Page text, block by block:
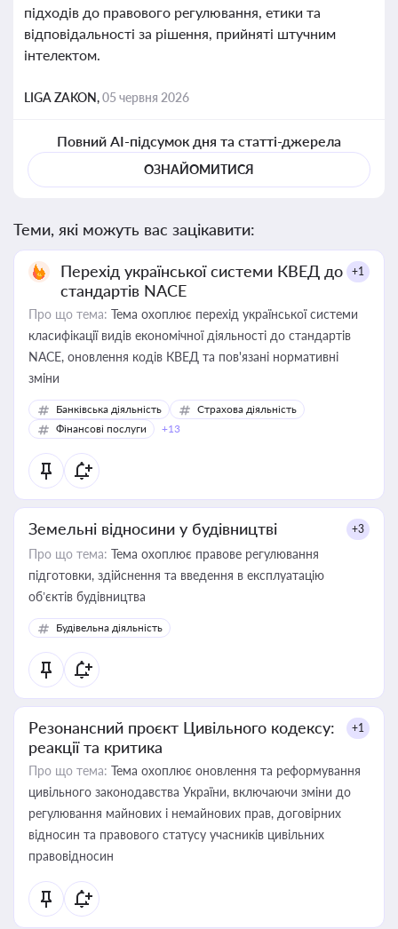
підходів до правового регулювання, етики та
відповідальності за рішення, прийняті штучним
інтелектом.
LIGA ZAKON,05 червня 2026
Повний AI-підсумок дня та статті-джерела
ОЗНАЙОМИТИСЯ
Теми, які можуть вас зацікавити:
Перехід української системи КВЕД до
стандартів NACE
+1
Про що тема: Тема охоплює перехід української системи
класифікації видів економічної діяльності до стандартів
NACE, оновлення кодів КВЕД та пов'язані нормативні
зміни
Банківська діяльність
Страхова діяльність
Фінансові послуги
+13
Земельні відносини у будівництві +3
Про що тема: Тема охоплює правове регулювання
підготовки, здійснення та введення в експлуатацію
об’єктів будівництва
Будівельна діяльність
Резонансний проєкт Цивільного кодексу:
реакції та критика
+1
Про що тема: Тема охоплює оновлення та реформування
цивільного законодавства України, включаючи зміни до
регулювання майнових і немайнових прав, договірних
відносин та правового статусу учасників цивільних
правовідносин